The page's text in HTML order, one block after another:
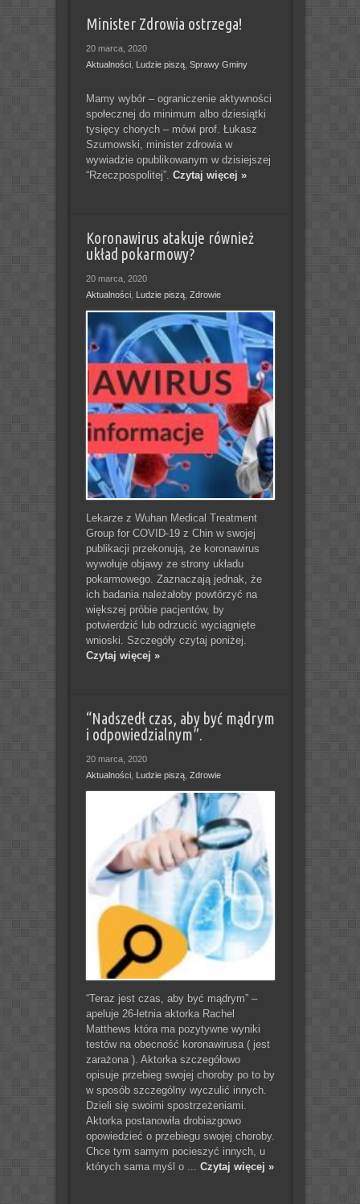
Minister Zdrowia ostrzega!
20 marca, 2020
Aktualności, Ludzie piszą, Sprawy Gminy
Mamy wybór – ograniczenie aktywności
społecznej do minimum albo dziesiątki
tysięcy chorych – mówi prof. Łukasz
Szumowski, minister zdrowia w
wywiadzie opublikowanym w dzisiejszej
“Rzeczpospolitej”. Czytaj więcej »
Koronawirus atakuje również
układ pokarmowy?
20 marca, 2020
Aktualności, Ludzie piszą, Zdrowie
Lekarze z Wuhan Medical Treatment
Group for COVID-19 z Chin w swojej
publikacji przekonują, że koronawirus
wywołuje objawy ze strony układu
pokarmowego. Zaznaczają jednak, że
ich badania należałoby powtórzyć na
większej próbie pacjentów, by
potwierdzić lub odrzucić wyciągnięte
wnioski. Szczegóły czytaj poniżej.
Czytaj więcej »
“Nadszedł czas, aby być mądrym
i odpowiedzialnym”.
20 marca, 2020
Aktualności, Ludzie piszą, Zdrowie
“Teraz jest czas, aby być mądrym” –
apeluje 26-letnia aktorka Rachel
Matthews która ma pozytywne wyniki
testów na obecność koronawirusa ( jest
zarażona ). Aktorka szczegółowo
opisuje przebieg swojej choroby po to by
w sposób szczególny wyczulić innych.
Dzieli się swoimi spostrzeżeniami.
Aktorka postanowiła drobiazgowo
opowiedzieć o przebiegu swojej choroby.
Chce tym samym pocieszyć innych, u
których sama myśl o ... Czytaj więcej »